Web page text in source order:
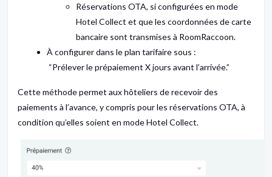
Réservations OTA, si configurées en mode
Hotel Collect et que les coordonnées de carte
bancaire sont transmises à RoomRaccoon.
À configurer dans le plan tarifaire sous :
“Prélever le prépaiement X jours avant l’arrivée.”
Cette méthode permet aux hôteliers de recevoir des
paiements à l’avance, y compris pour les réservations OTA, à
condition qu’elles soient en mode Hotel Collect.